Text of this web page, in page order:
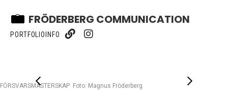
FRÖDERBERG COMMUNICATION
PORTFOLIOINFO
FÖRSVARSMÄSTERSKAP Foto: Magnus Fröderberg